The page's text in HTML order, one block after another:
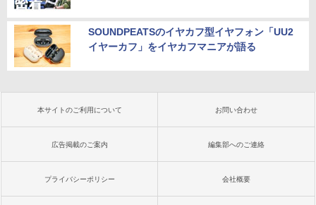
SOUNDPEATSのイヤカフ型イヤフォン「UU2
イヤーカフ」をイヤカフマニアが語る
本サイトのご利用について お問い合わせ
広告掲載のご案内 編集部へのご連絡
プライバシーポリシー 会社概要